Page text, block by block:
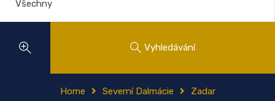
Vyhledávání
Home Severní Dalmácie Zadar